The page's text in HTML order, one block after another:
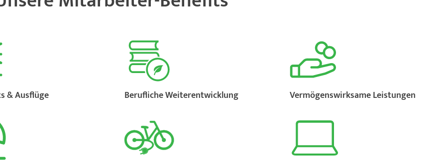
& Ausflüge Berufliche Weiterentwicklung Vermögenswirksame Leistungen